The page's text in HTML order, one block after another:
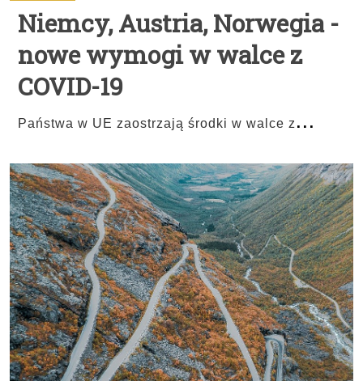
Niemcy, Austria, Norwegia -
nowe wymogi w walce z
COVID-19
Państwa w UE zaostrzają środki w walce z...